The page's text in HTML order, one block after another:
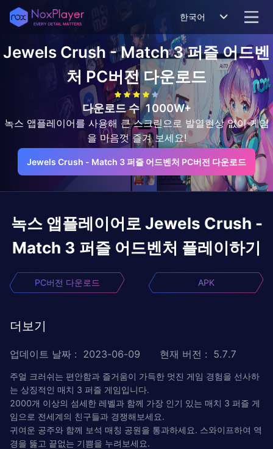
한국어
Jewels Crush - Match 3 퍼즐 어드벤
처 PC버전 다운로드
다운로드 수 1000W+
녹스 앱플레이어를 사용해 큰 스크린으로 발열현상 없이 게임
을 마음껏 즐겨 보세요!
Jewels Crush - Match 3 퍼즐 어드벤처 PC버전 다운로드
녹스 앱플레이어로 Jewels Crush -
Match 3 퍼즐 어드벤처 플레이하기
PC버전 다운로드 APK
더보기
업데이트 날짜 : 2023-06-09 현재 버전 : 5.7.7
주얼 크러쉬는 편안함과 즐거움이 가득한 멋진 게임 경험을 선사하
는 상징적인 매치 3 퍼즐 게임입니다.
2000개 이상의 섬세한 레벨과 함께 가장 인기 있는 매치 3 퍼즐 게
임으로 전세계의 친구들과 경쟁해보세요.
귀여운 공주와 함께 보석 매칭 공원을 통과하세요. 스와이프하여 역
경을 뚫고 끝없는 기쁨을 누려보세요.